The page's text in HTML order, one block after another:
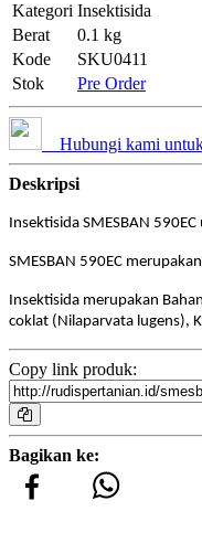
Kategori Insektisida
Berat
0.1 kg
Kode
SKU0411
Stok
Pre Order
Hubungi kami
Deskripsi
Insektisida SMESBAN
SMESBAN 590EC
Insektisida merupakan
coklat (Nilaparvata lugens),
Copy link produk:
Bagikan ke: